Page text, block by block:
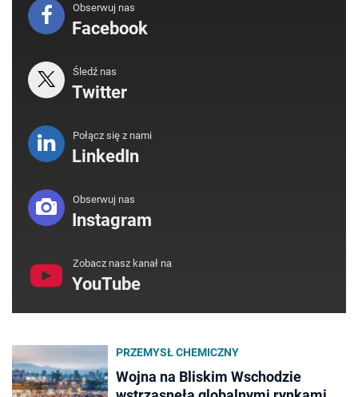
Obserwuj nas
Facebook
Śledź nas
Twitter
Połącz się z nami
LinkedIn
Obserwuj nas
Instagram
Zobacz nasz kanał na
YouTube
PRZEMYSŁ CHEMICZNY
Wojna na Bliskim Wschodzie